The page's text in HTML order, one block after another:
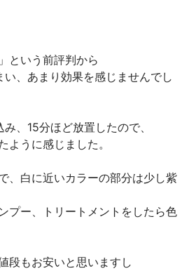
という前評判から
、あまり効果を感じませんでし
、15分ほど放置したので、
ように感じました。
、白に近いカラーの部分は少し紫
プー、トリートメントをしたら色
段もお安いと思いますし